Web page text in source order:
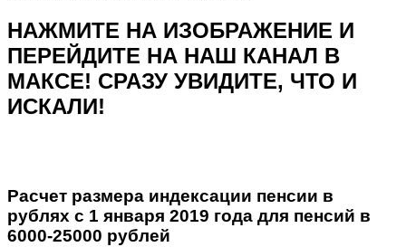
НАЖМИТЕ НА ИЗОБРАЖЕНИЕ И
ПЕРЕЙДИТЕ НА НАШ КАНАЛ В
МАКСЕ! СРАЗУ УВИДИТЕ, ЧТО И
ИСКАЛИ!
Расчет размера индексации пенсии в
рублях с 1 января 2019 года для пенсий в
6000-25000 рублей